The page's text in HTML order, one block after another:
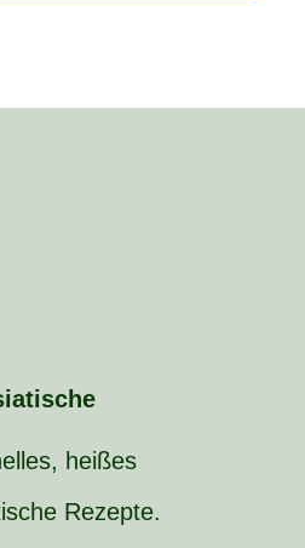
heißes
Rezepte.